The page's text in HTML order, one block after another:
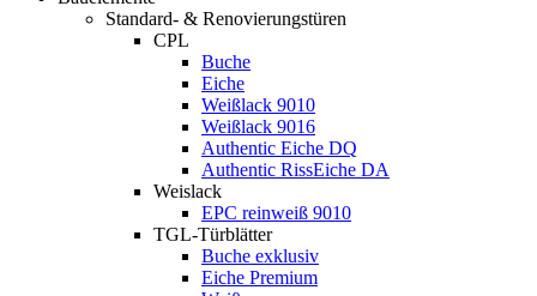
Standard- & Renovierungstüren
CPL
Buche
Eiche
Weißlack 9010
Weißlack 9016
Authentic Eiche DQ
Authentic RissEiche DA
Weislack
EPC reinweiß 9010
TGL-Türblätter
Buche exklusiv
Eiche Premium